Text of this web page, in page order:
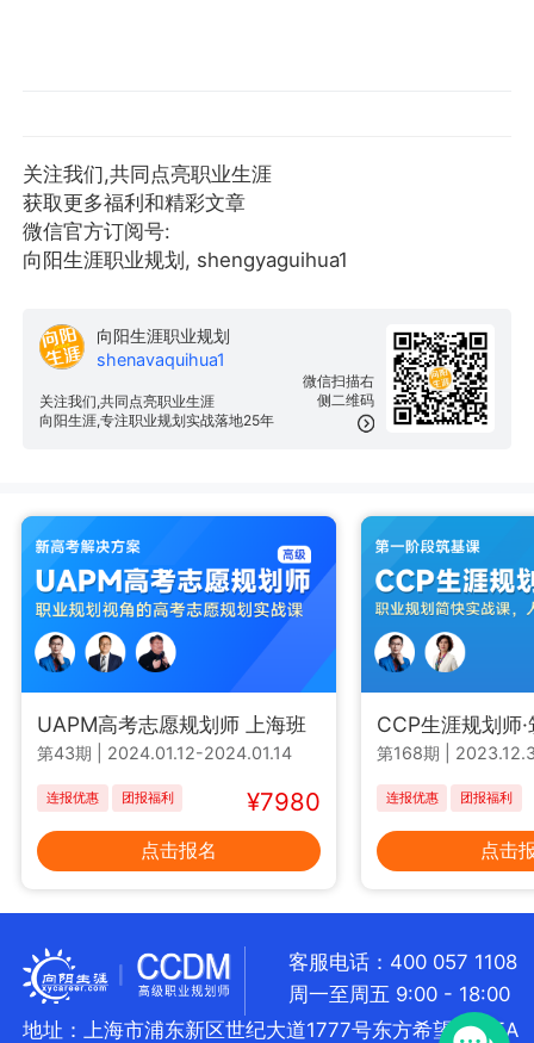
关注我们,共同点亮职业生涯
获取更多福利和精彩文章
微信官方订阅号:
向阳生涯职业规划, shengyaguihua1
微信扫描右
侧二维码
向阳生涯职业规划
shenavaquihua1
关注我们,共同点亮职业生涯
向阳生涯,专注职业规划实战落地25年
UAPM高考志愿规划师 上海班
第43期 2024.01.12-2024.01.14
连报优惠 团报福利 ¥7980
点击报名
CCP生涯规划师
第168期
连报优惠 团报福利
点击
客服电话：400 057 1108
周一至周五 9:00 - 18:00
地址：上海市浦东新区世纪大道1777号东方希望大厦5A